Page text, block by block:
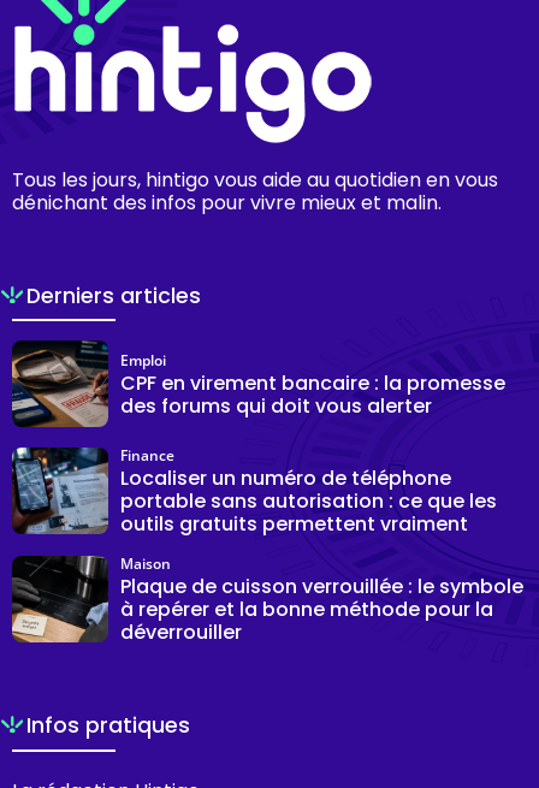
Tous les jours, hintigo vous aide au quotidien en vous
dénichant des infos pour vivre mieux et malin.
Derniers articles
CPF en virement bancaire : la promesse
des forums qui doit vous alerter
Emploi
Localiser un numéro de téléphone
portable sans autorisation : ce que les
outils gratuits permettent vraiment
Finance
Plaque de cuisson verrouillée : le symbole
à repérer et la bonne méthode pour la
déverrouiller
Maison
Infos pratiques